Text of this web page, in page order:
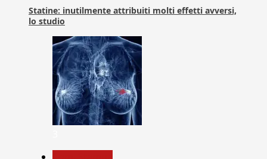
Statine: inutilmente attribuiti molti effetti avversi,
lo studio